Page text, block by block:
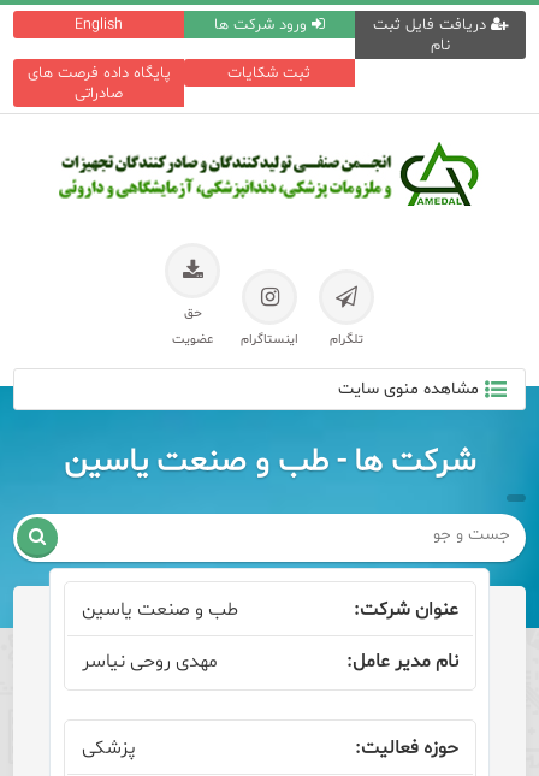
English ورود شرکت ها
دریافت فایل ثبت
نام
پایگاه داده فرصت های
صادراتی
ثبت شکایات
تلگرام اینستاگرام
حق
عضویت
مشاهده منوی سایت
شرکت ها - طب و صنعت یاسین

طب و صنعت یاسین
مهدی روحی نیاسر
پزشکی